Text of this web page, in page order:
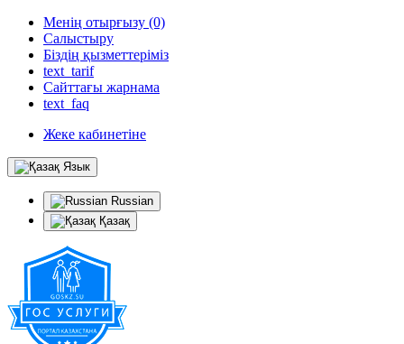
Менің отырғызу (0)
Салыстыру
Біздің қызметтеріміз
text_tarif
Сайттағы жарнама
text_faq
Жеке кабинетіне
Язык
Russian
Қазақ